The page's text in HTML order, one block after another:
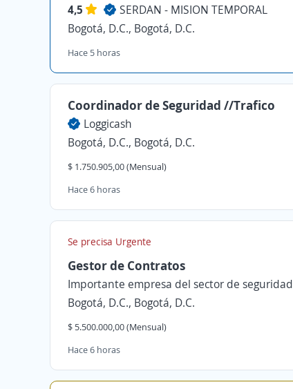
4,5
SERDAN - MISION TEMPORAL
Bogotá, D.C., Bogotá, D.C.
Hace 5 horas
Coordinador de Seguridad //Trafico
Loggicash
Bogotá, D.C., Bogotá, D.C.
$ 1.750.905,00 (Mensual)
Hace 6 horas
Se precisa Urgente
Gestor de Contratos
Importante empresa del sector de seguridad
Bogotá, D.C., Bogotá, D.C.
$ 5.500.000,00 (Mensual)
Hace 6 horas